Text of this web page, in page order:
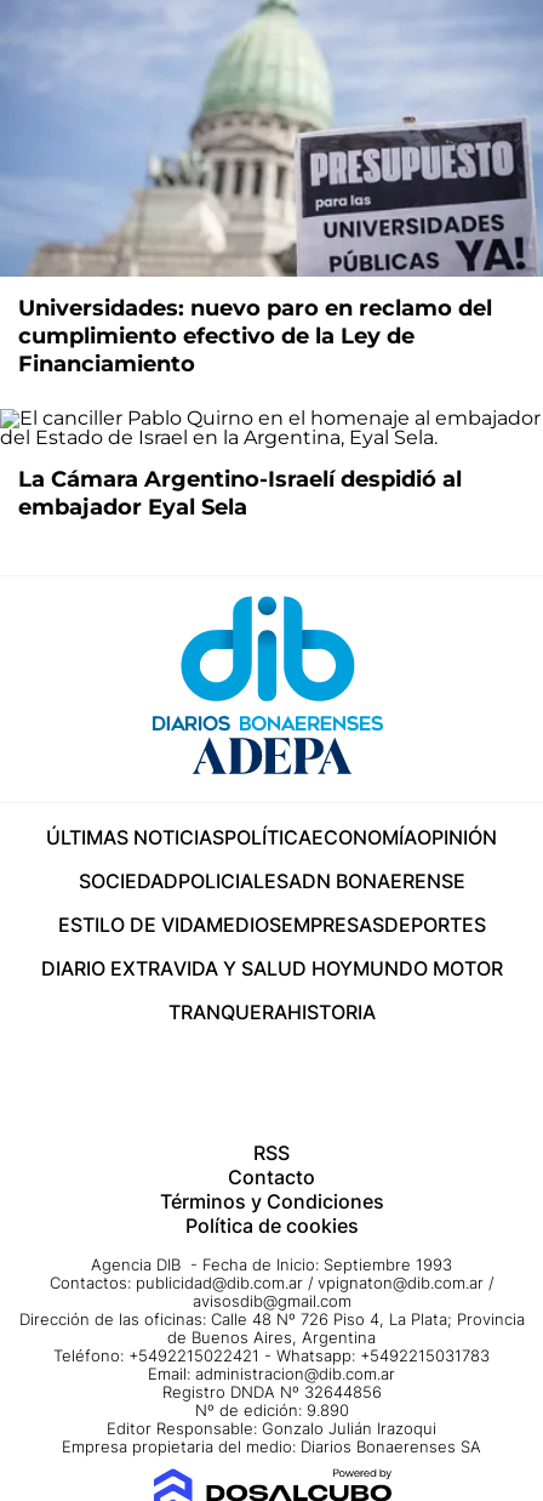
Universidades: nuevo paro en reclamo del
cumplimiento efectivo de la Ley de
Financiamiento
La Cámara Argentino-Israelí despidió al
embajador Eyal Sela
ÚLTIMAS NOTICIASPOLÍTICAECONOMÍAOPINIÓN
SOCIEDADPOLICIALESADN BONAERENSE
ESTILO DE VIDAMEDIOSEMPRESASDEPORTES
DIARIO EXTRAVIDA Y SALUD HOYMUNDO MOTOR
TRANQUERAHISTORIA
RSS
Contacto
Términos y Condiciones
Política de cookies
Agencia DIB - Fecha de Inicio: Septiembre 1993
Contactos: publicidad@dib.com.ar / vpignaton@dib.com.ar /
avisosdib@gmail.com
Dirección de las oficinas: Calle 48 Nº 726 Piso 4, La Plata; Provincia
de Buenos Aires, Argentina
Teléfono: +5492215022421 - Whatsapp: +5492215031783
Email: administracion@dib.com.ar
Registro DNDA Nº 32644856
Nº de edición: 9.890
Editor Responsable: Gonzalo Julián Irazoqui
Empresa propietaria del medio: Diarios Bonaerenses SA